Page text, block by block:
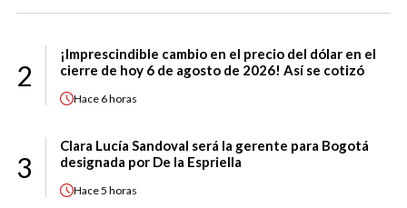
2
¡Imprescindible cambio en el precio del dólar en el
cierre de hoy 6 de agosto de 2026! Así se cotizó
Hace 6 horas
3
Clara Lucía Sandoval será la gerente para Bogotá
designada por De la Espriella
Hace5 horas